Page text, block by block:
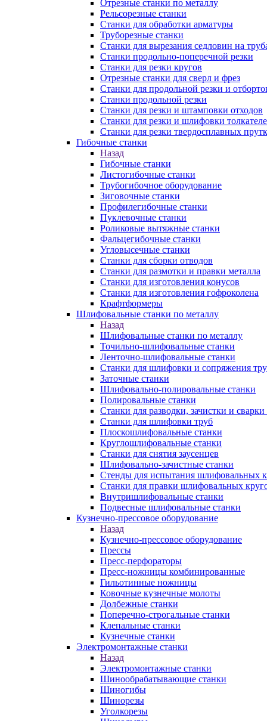
Отрезные станки по металлу
Рельсорезные станки
Станки для обработки арматуры
Труборезные станки
Станки для вырезания седловин на
Станки продольно-поперечной резки
Станки для резки кругов
Отрезные станки для сверл и фрез
Станки для продольной резки и
Станки продольной резки
Станки для резки и штамповки отходов
Станки для резки и шлифовки
Станки для резки твердосплавных
Гибочные станки
Назад
Гибочные станки
Листогибочные станки
Трубогибочное оборудование
Зиговочные станки
Профилегибочные станки
Пуклевочные станки
Роликовые вытяжные станки
Фальцегибочные станки
Угловысечные станки
Станки для сборки отводов
Станки для размотки и правки металла
Станки для изготовления конусов
Станки для изготовления гофроколена
Крафтформеры
Шлифовальные станки по металлу
Назад
Шлифовальные станки по металлу
Точильно-шлифовальные станки
Ленточно-шлифовальные станки
Станки для шлифовки и сопряжения
Заточные станки
Шлифовально-полировальные станки
Полировальные станки
Станки для разводки, зачистки и сварки
Станки для шлифовки труб
Плоскошлифовальные станки
Круглошлифовальные станки
Станки для снятия заусенцев
Шлифовально-зачистные станки
Стенды для испытания шлифовальных
Станки для правки шлифовальных
Внутришлифовальные станки
Подвесные шлифовальные станки
Кузнечно-прессовое оборудование
Назад
Кузнечно-прессовое оборудование
Прессы
Пресс-перфораторы
Пресс-ножницы комбинированные
Гильотинные ножницы
Ковочные кузнечные молоты
Долбежные станки
Поперечно-строгальные станки
Клепальные станки
Кузнечные станки
Электромонтажные станки
Назад
Электромонтажные станки
Шинообрабатывающие станки
Шиногибы
Шинорезы
Уголкорезы